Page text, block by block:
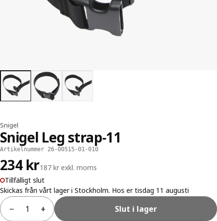
Snigel
Snigel Leg strap-11
Artikelnummer 26-00515-01-010
234 kr187 kr exkl. moms
Tillfälligt slut
Skickas från vårt lager i Stockholm. Hos er tisdag 11 augusti
− + Slut i lager